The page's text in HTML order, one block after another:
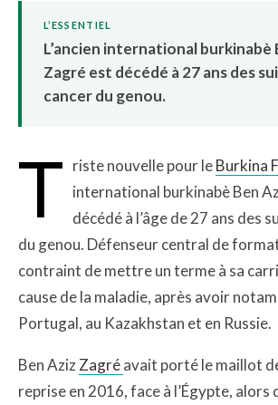
L’ESSENTIEL
L’ancien international burkinabè
Zagré est décédé à 27 ans des
cancer du genou.
T riste nouvelle pour leBurkina
international burkinabè Ben
décédé à l’âge de 27 ans des
du genou. Défenseur central de
contraint de mettre un terme à sa
cause de la maladie, après avoir
Portugal, au Kazakhstan et en Russie.
Ben AzizZagréavait porté le maillot
reprise en 2016, face à l’Égypte, alors